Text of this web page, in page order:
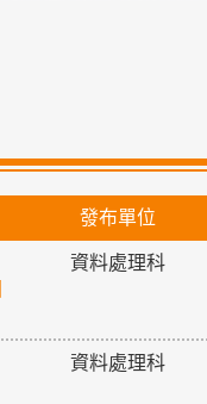
發布單位
資料處理科
資料處理科